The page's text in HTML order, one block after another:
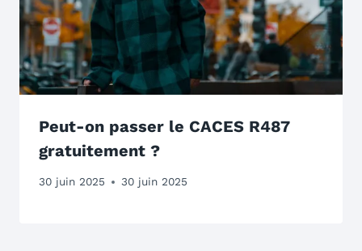
Peut-on passer le CACES R487
gratuitement ?
30 juin 2025 30 juin 2025